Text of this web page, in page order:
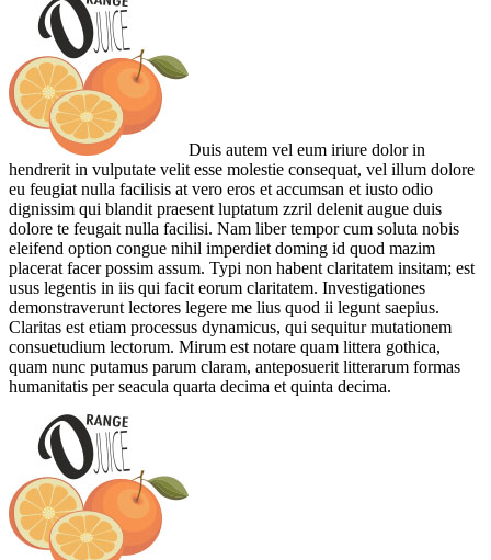
Duis autem vel eum iriure dolor in
hendrerit in vulputate velit esse molestie consequat, vel illum dolore
eu feugiat nulla facilisis at vero eros et accumsan et iusto odio
dignissim qui blandit praesent luptatum zzril delenit augue duis
dolore te feugait nulla facilisi. Nam liber tempor cum soluta nobis
eleifend option congue nihil imperdiet doming id quod mazim
placerat facer possim assum. Typi non habent claritatem insitam; est
usus legentis in iis qui facit eorum claritatem. Investigationes
demonstraverunt lectores legere me lius quod ii legunt saepius.
Claritas est etiam processus dynamicus, qui sequitur mutationem
consuetudium lectorum. Mirum est notare quam littera gothica,
quam nunc putamus parum claram, anteposuerit litterarum formas
humanitatis per seacula quarta decima et quinta decima.